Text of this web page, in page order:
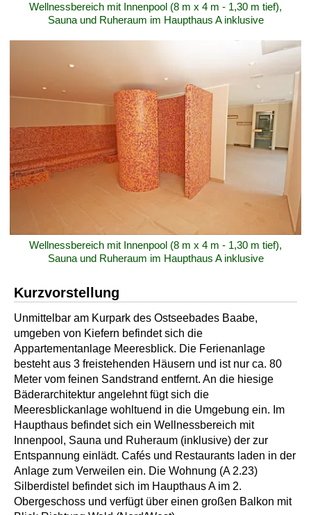
Wellnessbereich mit Innenpool (8 m x 4 m - 1,30 m tief),
Sauna und Ruheraum im Haupthaus A inklusive
Wellnessbereich mit Innenpool (8 m x 4 m - 1,30 m tief),
Sauna und Ruheraum im Haupthaus A inklusive
Kurzvorstellung
Unmittelbar am Kurpark des Ostseebades Baabe,
umgeben von Kiefern befindet sich die
Appartementanlage Meeresblick. Die Ferienanlage
besteht aus 3 freistehenden Häusern und ist nur ca. 80
Meter vom feinen Sandstrand entfernt. An die hiesige
Bäderarchitektur angelehnt fügt sich die
Meeresblickanlage wohltuend in die Umgebung ein. Im
Haupthaus befindet sich ein Wellnessbereich mit
Innenpool, Sauna und Ruheraum (inklusive) der zur
Entspannung einlädt. Cafés und Restaurants laden in der
Anlage zum Verweilen ein. Die Wohnung (A 2.23)
Silberdistel befindet sich im Haupthaus A im 2.
Obergeschoss und verfügt über einen großen Balkon mit